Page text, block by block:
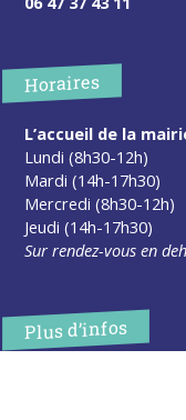
Horaires
L’accueil de la
Lundi (8h30-12h)
Mardi (14h-17h30)
Mercredi (8h30-12h)
Jeudi (14h-17h30)
Sur rendez-vous en
Plus d’infos